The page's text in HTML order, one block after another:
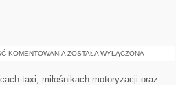
KOMENTOWANIA HISTORIA
ZOSTAŁA WYŁĄCZONA
taxi, miłośnikach motoryzacji oraz